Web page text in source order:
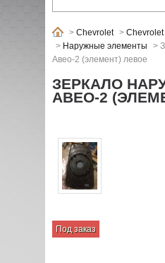
> Chevrolet > Chevrolet
> Наружные элементы >
Авео-2 (элемент) левое
ЗЕРКАЛО
АВЕО-2
Под заказ